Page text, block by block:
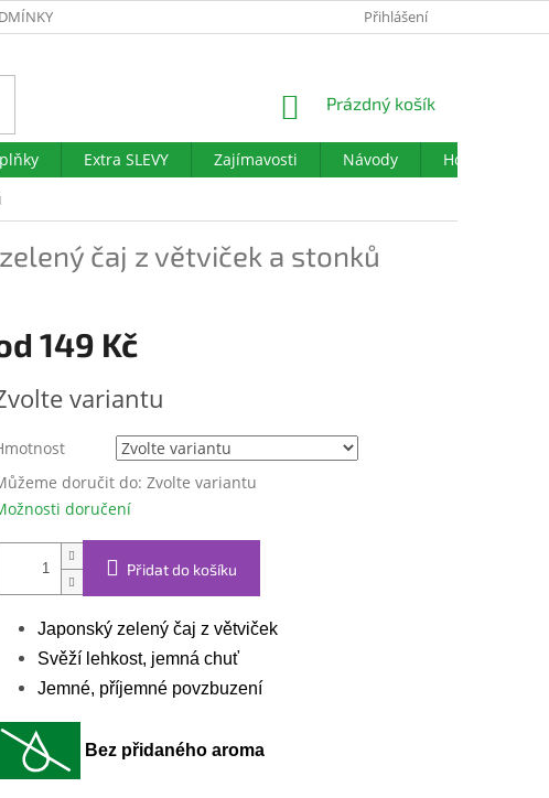
PODMÍNKY OCHRANY OSOBNÍCH ÚDAJŮ DOTAZNÍK
Přihlášení
NÁKUPNÍ
Prázdný košík
Extra SLEVY Zajímavosti Návody
Hodnocení
čaj z větviček a stonků
149 Kč
variantu
doručit do: Zvolte variantu
doručení
Přidat do košíku
Japonský zelený čaj z větviček
Svěží lehkost, jemná chuť
Jemné, příjemné povzbuzení
Bez přidaného aroma